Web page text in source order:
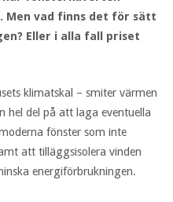
Men vad finns det för sätt
Eller i alla fall priset
klimatskal – smiter värmen
hel del på att laga eventuella
fönster som inte
att tilläggsisolera vinden
energiförbrukningen.